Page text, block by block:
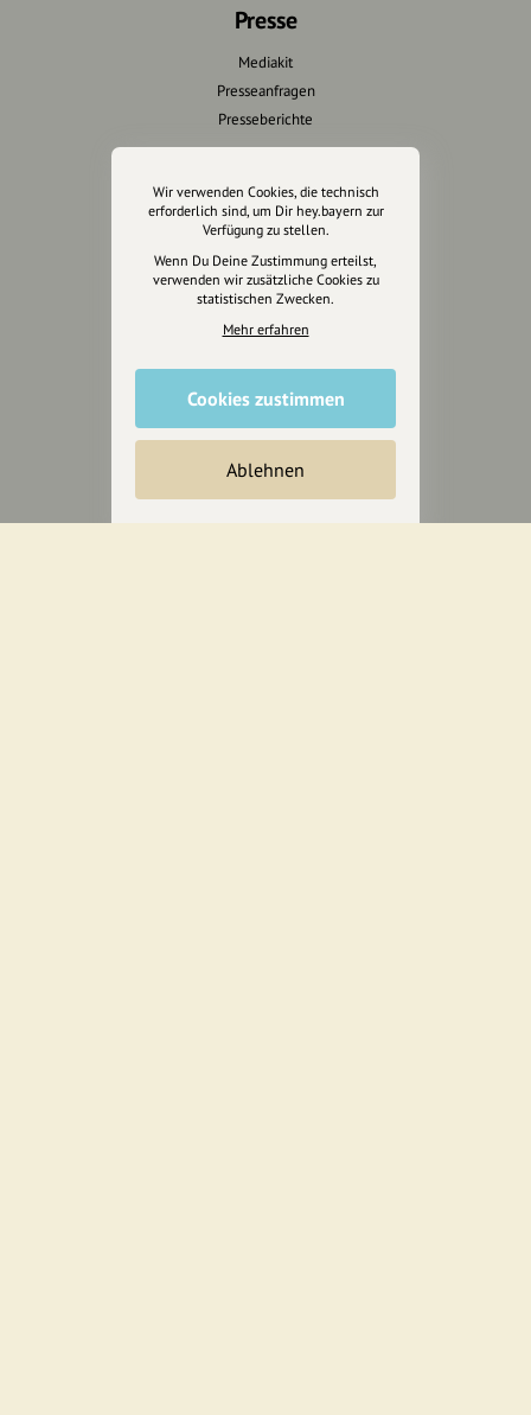
Presse
Mediakit
Presseanfragen
Presseberichte
Wir unterstützen Euch
Fotografie & mehr
Marketing
Design & Branding
Anakin Design
Unterstütze
unsere Plattform
Wir verwenden Cookies, die technisch
erforderlich sind, um Dir hey.bayern zur
Verfügung zu stellen.
Wenn Du Deine Zustimmung erteilst,
verwenden wir zusätzliche Cookies zu
statistischen Zwecken.
Mehr erfahren
Cookies zustimmen
Ablehnen